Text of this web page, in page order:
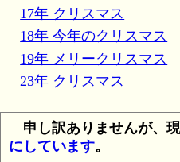
17年 クリスマス
18年 今年のクリスマス
19年 メリークリスマス
23年 クリスマス
申し訳ありませんが、
にしています。